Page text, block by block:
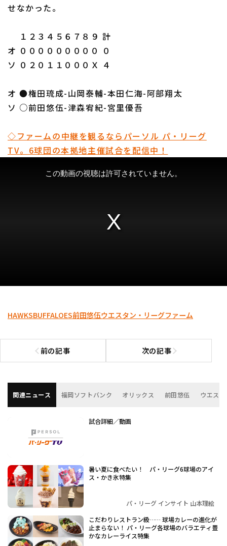
せなかった。
１２３４５６７８９ 計
オ ０００００００００ ０
ソ ０２０１１０００Ｘ ４
オ ●権田琉成-山岡泰輔-本田仁海-阿部翔太
ソ ○前田悠伍-津森宥紀-宮里優吾
◇ファームの中継を観るならパーソル パ・リーグ
TV。6球団の本拠地主催試合を配信中！
HAWKSBUFFALOES前田悠伍ウエスタン・リーグファーム
前の記事
前の記事へ 次の記事次の記事へ
関連ニュース 福岡ソフトバンク オリックス 前田悠伍 ウエス
試合詳細／動画
暑い夏に食べたい！ パ・リーグ6球場のアイ
ス・かき氷特集
パ・リーグ インサイト 山本理絵
こだわりレストラン級…… 球場カレーの進化が
止まらない！ パ・リーグ各球場のバラエティ豊
かなカレーライス特集